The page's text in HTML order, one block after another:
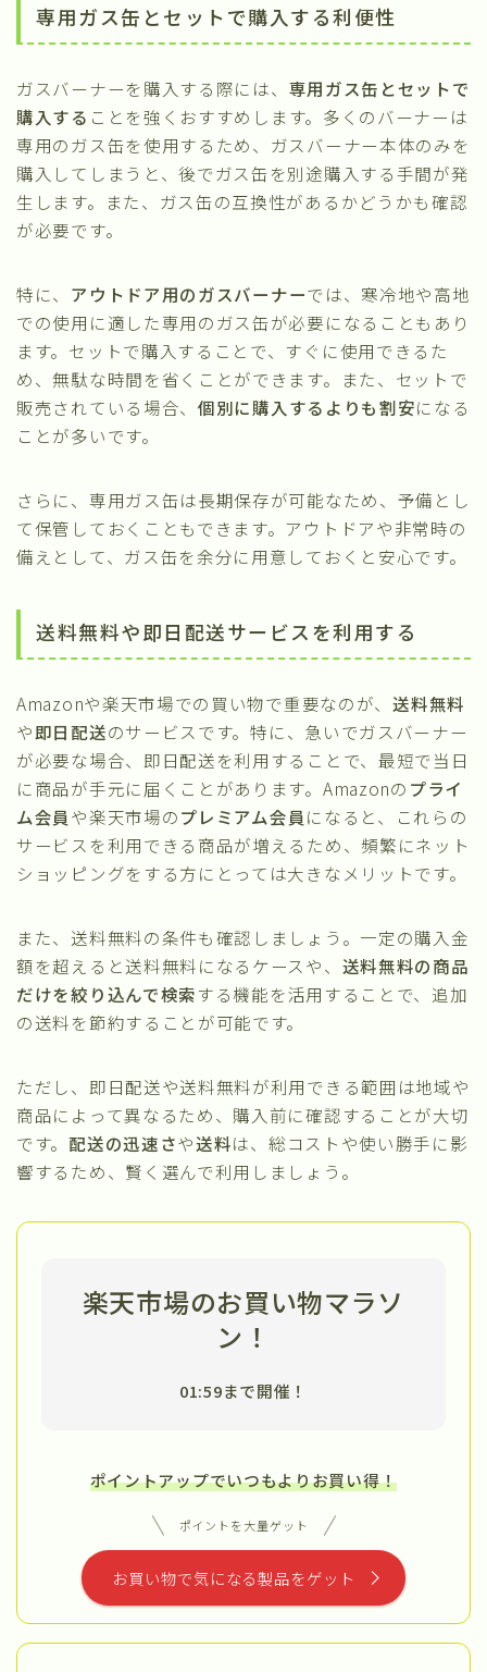
専用ガス缶とセットで購入する利便性
ガスバーナーを購入する際には、 専用ガス缶とセットで
購入する ことを強くおすすめします。多くのバーナーは
専用のガス缶を使用するため、ガスバーナー本体のみを
購入してしまうと、後でガス缶を別途購入する手間が発
生します。また、ガス缶の互換性があるかどうかも確認
が必要です。
特に、 アウトドア用のガスバーナーでは、寒冷地や高地
での使用に適した専用のガス缶が必要になることもあり
ます。セットで購入することで、すぐに使用できるた
め、無駄な時間を省くことができます。また、セットで
販売されている場合、 個別に購入するよりも割安になる
ことが多いです。
さらに、専用ガス缶は長期保存が可能なため、予備とし
て保管しておくこともできます。アウトドアや非常時の
備えとして、ガス缶を余分に用意しておくと安心です。
送料無料や即日配送サービスを利用する
Amazonや楽天市場での買い物で重要なのが、送料無料
や即日配送のサービスです。特に、急いでガスバーナー
が必要な場合、即日配送を利用することで、最短で当日
に商品が手元に届くことがあります。Amazonの プライ
ム会員や楽天市場のプレミアム会員になると、これらの
サービスを利用できる商品が増えるため、頻繁にネット
ショッピングをする方にとっては大きなメリットです。
また、送料無料の条件も確認しましょう。一定の購入金
額を超えると送料無料になるケースや、 送料無料の商品
だけを絞り込んで検索する機能を活用することで、追加
の送料を節約することが可能です。
ただし、即日配送や送料無料が利用できる範囲は地域や
商品によって異なるため、購入前に確認することが大切
です。配送の迅速さや送料は、総コストや使い勝手に影
響するため、賢く選んで利用しましょう。
楽天市場のお買い物マラソ
ン！
01:59まで開催！
ポイントアップでいつもよりお買い得！
ポイントを大量ゲット
お買い物で気になる製品をゲット